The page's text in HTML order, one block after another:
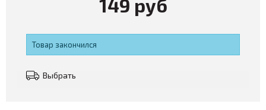
149 руб
Товар закончился
Выбрать